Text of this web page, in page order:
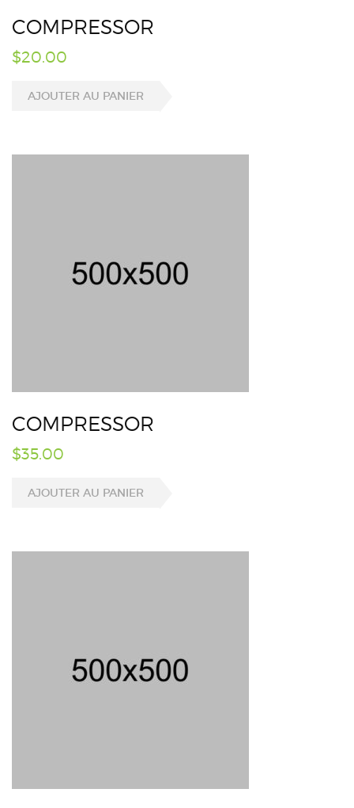
COMPRESSOR
$20.00
AJOUTER AU PANIER
COMPRESSOR
$35.00
AJOUTER AU PANIER